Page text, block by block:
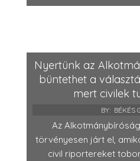
Nyertünk az
büntethet a
mert civilek
BY: BÉKÉS
Az
törvényesen járt el,
civil riportereket